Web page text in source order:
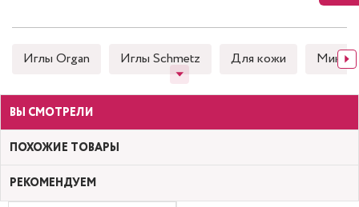
Иглы Organ Иглы Schmetz Для кожи
ВЫ СМОТРЕЛИ
ПОХОЖИЕ ТОВАРЫ
РЕКОМЕНДУЕМ